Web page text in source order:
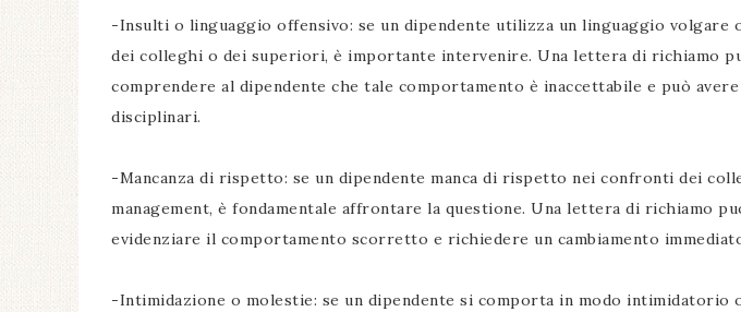
-Insulti o linguaggio offensivo: se un dipendente utilizza un linguaggio volgare
dei colleghi o dei superiori, è importante intervenire. Una lettera di richiamo
comprendere al dipendente che tale comportamento è inaccettabile e può avere
disciplinari.
-Mancanza di rispetto: se un dipendente manca di rispetto nei confronti dei
management, è fondamentale affrontare la questione. Una lettera di richiamo
evidenziare il comportamento scorretto e richiedere un cambiamento
-Intimidazione o molestie: se un dipendente si comporta in modo intimidatorio